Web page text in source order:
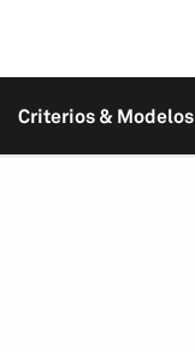
Criterios & Modelos